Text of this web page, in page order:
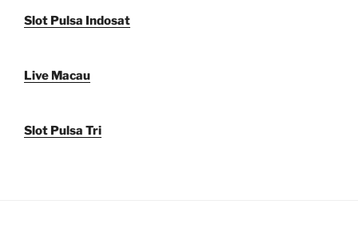
Slot Pulsa Indosat
Live Macau
Slot Pulsa Tri